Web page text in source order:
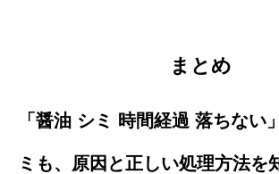
まとめ
「醤油 シミ 時間経過 落ちない
ミも、原因と正しい処理方法を